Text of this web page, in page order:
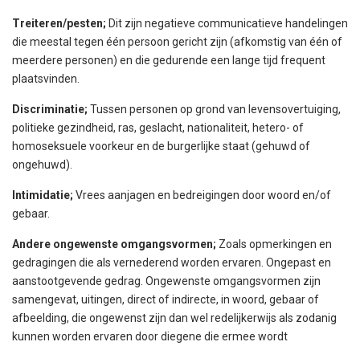
Treiteren/pesten; Dit zijn negatieve communicatieve handelingen
die meestal tegen één persoon gericht zijn (afkomstig van één of
meerdere personen) en die gedurende een lange tijd frequent
plaatsvinden.
Discriminatie; Tussen personen op grond van levensovertuiging,
politieke gezindheid, ras, geslacht, nationaliteit, hetero- of
homoseksuele voorkeur en de burgerlijke staat (gehuwd of
ongehuwd).
Intimidatie; Vrees aanjagen en bedreigingen door woord en/of
gebaar.
Andere ongewenste omgangsvormen; Zoals opmerkingen en
gedragingen die als vernederend worden ervaren. Ongepast en
aanstootgevende gedrag. Ongewenste omgangsvormen zijn
samengevat, uitingen, direct of indirecte, in woord, gebaar of
afbeelding, die ongewenst zijn dan wel redelijkerwijs als zodanig
kunnen worden ervaren door diegene die ermee wordt